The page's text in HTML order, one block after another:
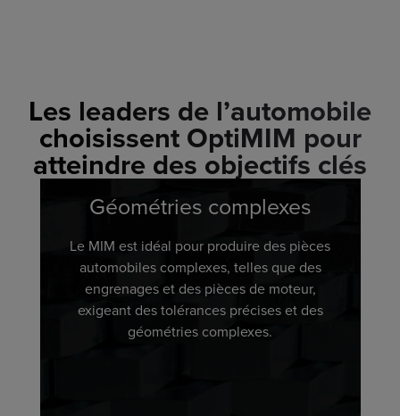
Les leaders de l’automobile
choisissent OptiMIM pour
atteindre des objectifs clés
Géométries complexes
Le MIM est idéal pour produire des pièces
automobiles complexes, telles que des
engrenages et des pièces de moteur,
exigeant des tolérances précises et des
géométries complexes.